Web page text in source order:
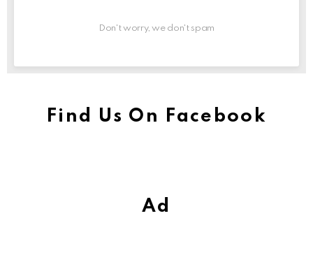
Don't worry, we don't spam
Find Us On Facebook
Ad